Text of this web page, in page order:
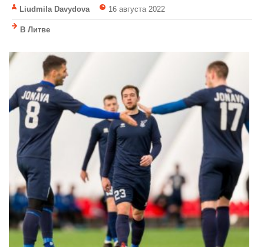
Liudmila Davydova 16 августа 2022
В Литве